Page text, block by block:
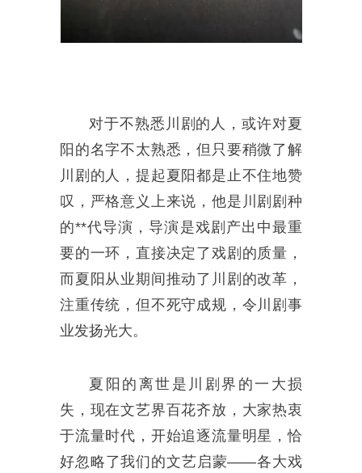
对于不熟悉川剧的人，或许对夏
阳的名字不太熟悉，但只要稍微了解
川剧的人，提起夏阳都是止不住地赞
叹，严格意义上来说，他是川剧剧种
的**代导演，导演是戏剧产出中最重
要的一环，直接决定了戏剧的质量，
而夏阳从业期间推动了川剧的改革，
注重传统，但不死守成规，令川剧事
业发扬光大。
夏阳的离世是川剧界的一大损
失，现在文艺界百花齐放，大家热衷
于流量时代，开始追逐流量明星，恰
好忽略了我们的文艺启蒙——各大戏